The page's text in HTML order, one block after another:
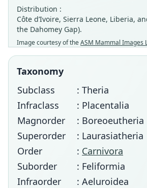
Distribution :
Côte d’Ivoire, Sierra Leone, Liberia,
the Dahomey Gap).
Image courtesy of theASM Mammal Images
Taxonomy
Subclass
: Theria
Infraclass
: Placentalia
Magnorder
: Boreoeutheria
Superorder
: Laurasiatheria
Order
: Carnivora
Suborder
: Feliformia
Infraorder
: Aeluroidea